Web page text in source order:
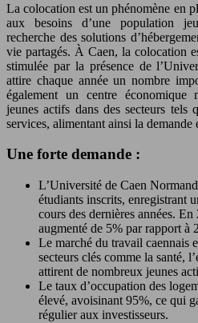
La colocation est un phénomène en
aux besoins d’une population
recherche des solutions
vie partagés. À Caen, la colocation
stimulée par la présence de
attire chaque année un nombre
également un centre économique
jeunes actifs dans des secteurs tels
services, alimentant ainsi la
Une forte demande :
L’Université de Caen
étudiants inscrits, enregistrant
cours des dernières années.
augmenté de 5% par rapport à
Le marché du travail caennais
secteurs clés comme la santé,
attirent de nombreux jeunes
Le taux d’occupation des
élevé, avoisinant 95%, ce qui
régulier aux investisseurs.